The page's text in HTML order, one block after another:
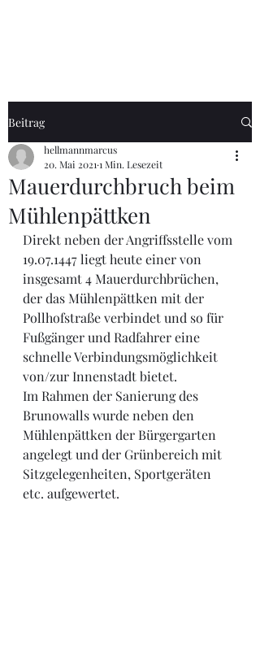
Beitrag
Mauerdurchbruch beim
Mühlenpättken
hellmannmarcus
20. Mai 2021 1 Min. Lesezeit
Direkt neben der Angriffsstelle vom
19.07.1447 liegt heute einer von
insgesamt 4 Mauerdurchbrüchen,
der das Mühlenpättken mit der
Pollhofstraße verbindet und so für
Fußgänger und Radfahrer eine
schnelle Verbindungsmöglichkeit
von/zur Innenstadt bietet.
Im Rahmen der Sanierung des
Brunowalls wurde neben den
Mühlenpättken der Bürgergarten
angelegt und der Grünbereich mit
Sitzgelegenheiten, Sportgeräten
etc. aufgewertet.